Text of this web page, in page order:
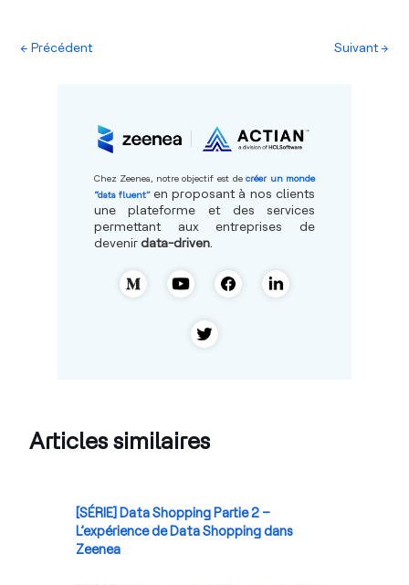
←Précédent Suivant→
Chez Zeenea, notre objectif est decréer un monde
“data fluent” en proposant à nos clients
une plateforme et des services
permettant aux entreprises de
devenirdata-driven.
Articles similaires
[SÉRIE] Data Shopping Partie 2 –
L’expérience de Data Shopping dans
Zeenea